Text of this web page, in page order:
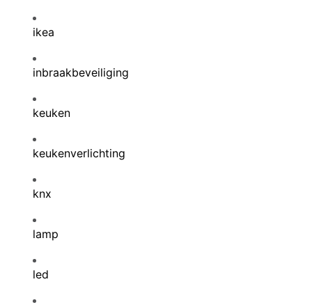
ikea
inbraakbeveiliging
keuken
keukenverlichting
knx
lamp
led